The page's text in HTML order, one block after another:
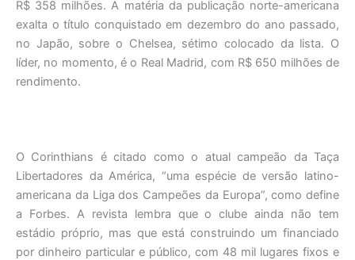
R$ 358 milhões. A matéria da publicação norte-americana
exalta o título conquistado em dezembro do ano passado,
no Japão, sobre o Chelsea, sétimo colocado da lista. O
líder, no momento, é o Real Madrid, com R$ 650 milhões de
rendimento.
O Corinthians é citado como o atual campeão da Taça
Libertadores da América, “uma espécie de versão latino-
americana da Liga dos Campeões da Europa”, como define
a Forbes. A revista lembra que o clube ainda não tem
estádio próprio, mas que está construindo um financiado
por dinheiro particular e público, com 48 mil lugares fixos e